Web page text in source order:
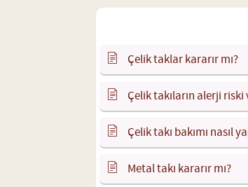
Çelik taklar kararır mı?
Çelik takıların alerji riski
Çelik takı bakımı nasıl
Metal takı kararır mı?